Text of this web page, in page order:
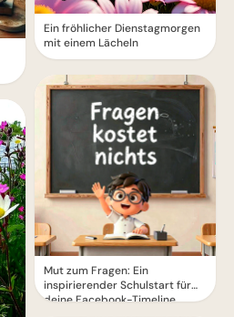
Ein fröhlicher Dienstagmorgen
mit einem Lächeln
Mut zum Fragen: Ein
inspirierender Schulstart für
deine Facebook-Timeline